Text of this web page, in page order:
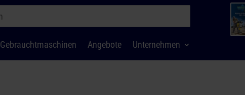
Gebrauchtmaschinen Angebote Unternehmen